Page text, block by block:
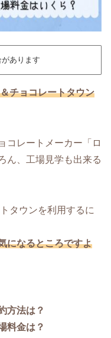
あります
チョコレートタウン
コレートメーカー「ロ
ん、工場見学も出来る
タウンを利用するに
になるところですよ
方法は？
料金は？